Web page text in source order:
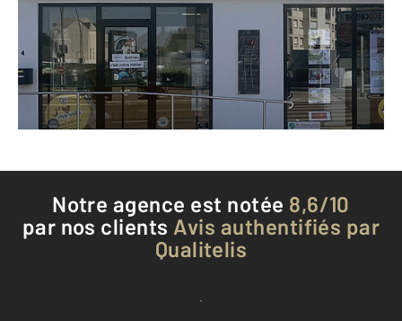
JOUE LES TOURS - 37300
Envoyer un message
Téléphoner à l'agence
Notre agence est notée 8,6/10
par nos clients Avis authentifiés par
Qualitelis
Voir tous les avis clients